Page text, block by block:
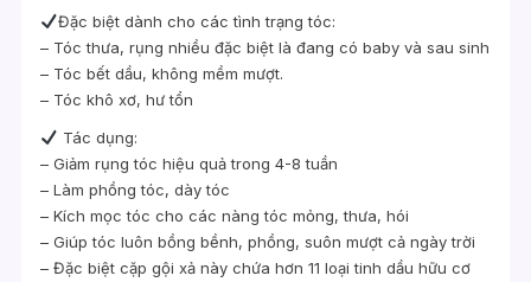
Đặc biệt dành cho các tình trạng tóc:
– Tóc thưa, rụng nhiều đặc biệt là đang có baby và sau sinh
– Tóc bết dầu, không mềm mượt.
– Tóc khô xơ, hư tổn
Tác dụng:
– Giảm rụng tóc hiệu quả trong 4-8 tuần
– Làm phồng tóc, dày tóc
– Kích mọc tóc cho các nàng tóc mỏng, thưa, hói
– Giúp tóc luôn bồng bềnh, phồng, suôn mượt cả ngày trời
– Đặc biệt cặp gội xả này chứa hơn 11 loại tinh dầu hữu cơ